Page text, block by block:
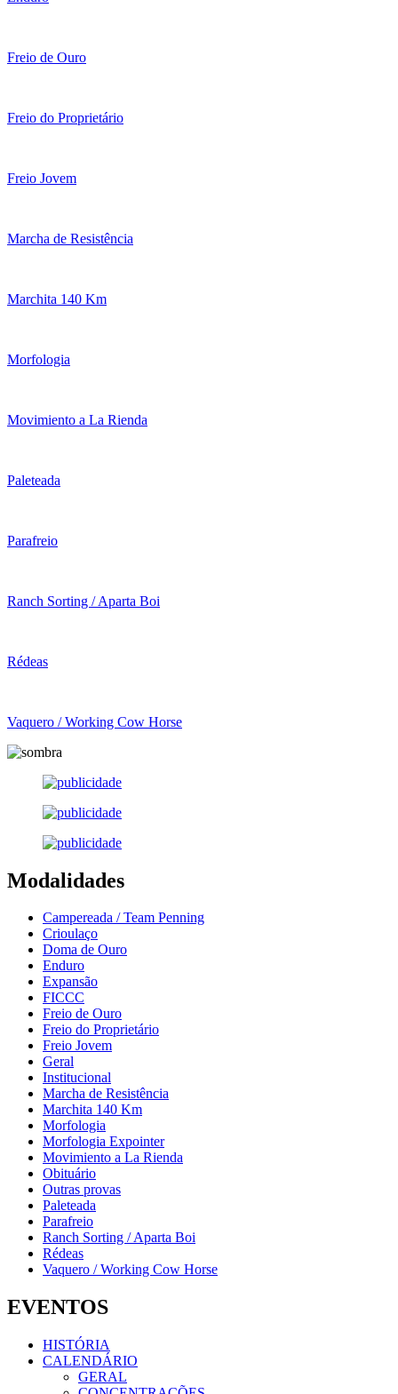
Freio de Ouro
Freio do Proprietário
Freio Jovem
Marcha de Resistência
Marchita 140 Km
Morfologia
Movimiento a La Rienda
Paleteada
Parafreio
Ranch Sorting / Aparta Boi
Rédeas
Vaquero / Working Cow Horse
Modalidades
Campereada / Team Penning
Crioulaço
Doma de Ouro
Enduro
Expansão
FICCC
Freio de Ouro
Freio do Proprietário
Freio Jovem
Geral
Institucional
Marcha de Resistência
Marchita 140 Km
Morfologia
Morfologia Expointer
Movimiento a La Rienda
Obituário
Outras provas
Paleteada
Parafreio
Ranch Sorting / Aparta Boi
Rédeas
Vaquero / Working Cow Horse
EVENTOS
HISTÓRIA
CALENDÁRIO
GERAL